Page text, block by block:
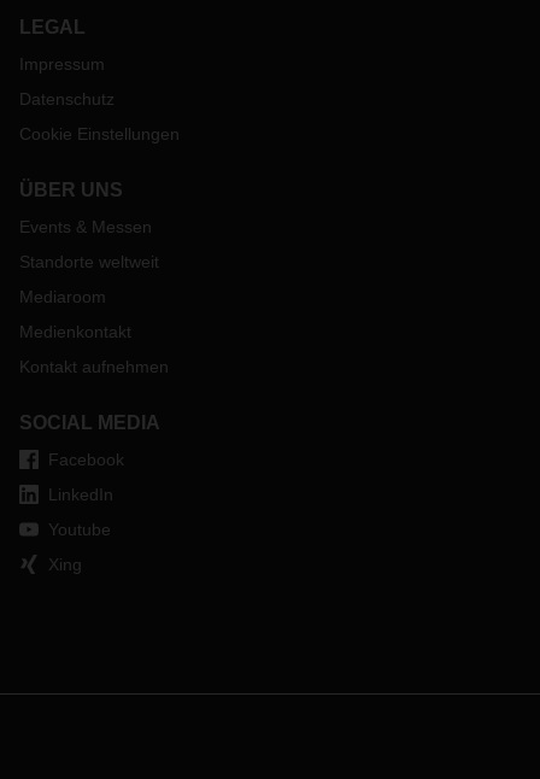
LEGAL
Impressum
Datenschutz
Cookie Einstellungen
ÜBER UNS
Events & Messen
Standorte weltweit
Mediaroom
Medienkontakt
Kontakt aufnehmen
SOCIAL MEDIA
Facebook
LinkedIn
Youtube
Xing